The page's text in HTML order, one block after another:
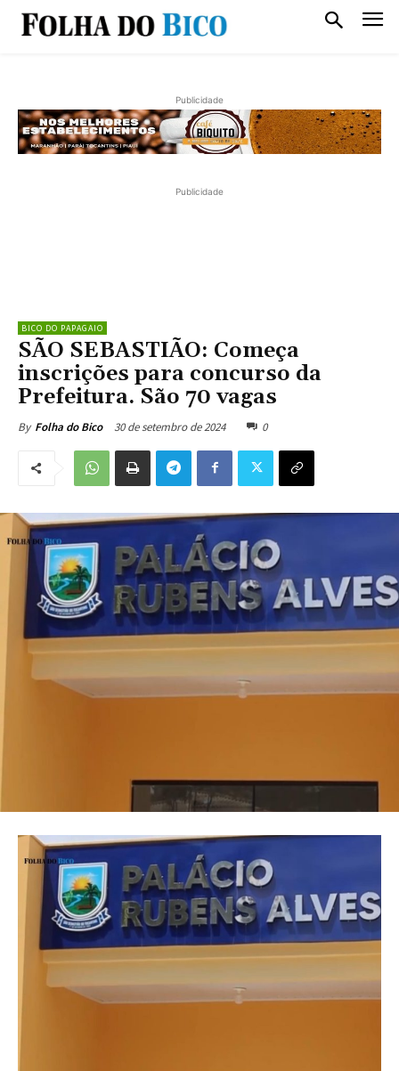
Publicidade
Publicidade
BICO DO PAPAGAIO
SÃO SEBASTIÃO: Começa
inscrições para concurso da
Prefeitura. São 70 vagas
By Folha do Bico 30 de setembro de 2024 0